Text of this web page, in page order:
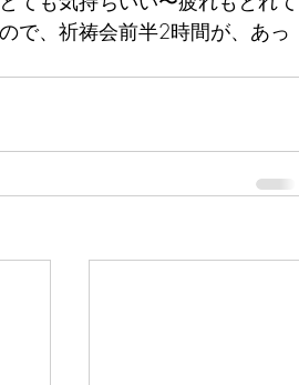
で、祈祷会前半2時間が、あっ